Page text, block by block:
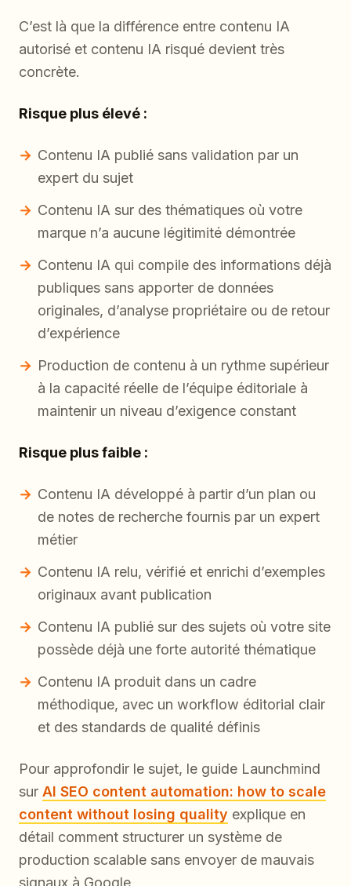
C’est là que la différence entre contenu IA
autorisé et contenu IA risqué devient très
concrète.
Risque plus élevé :
Contenu IA publié sans validation par un
expert du sujet
Contenu IA sur des thématiques où votre
marque n’a aucune légitimité démontrée
Contenu IA qui compile des informations déjà
publiques sans apporter de données
originales, d’analyse propriétaire ou de retour
d’expérience
Production de contenu à un rythme supérieur
à la capacité réelle de l’équipe éditoriale à
maintenir un niveau d’exigence constant
Risque plus faible :
Contenu IA développé à partir d’un plan ou
de notes de recherche fournis par un expert
métier
Contenu IA relu, vérifié et enrichi d’exemples
originaux avant publication
Contenu IA publié sur des sujets où votre site
possède déjà une forte autorité thématique
Contenu IA produit dans un cadre
méthodique, avec un workflow éditorial clair
et des standards de qualité définis
Pour approfondir le sujet, le guide Launchmind
sur AI SEO content automation: how to scale
content without losing quality explique en
détail comment structurer un système de
production scalable sans envoyer de mauvais
signaux à Google.